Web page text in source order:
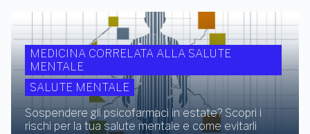
MEDICINA CORRELATA ALLA SALUTE
MENTALE
SALUTE MENTALE
Sospendere gli psicofarmaci in estate? Scopri i
rischi per la tua salute mentale e come evitarli